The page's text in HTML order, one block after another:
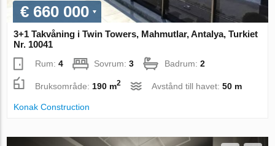
€ 660 000
3+1 Takvåning i Twin Towers, Mahmutlar, Antalya, Turkiet
Nr. 10041
Rum:4 Sovrum:3 Badrum:2
Bruksområde: 190 m2 Avstånd till havet:50 m
Konak Construction